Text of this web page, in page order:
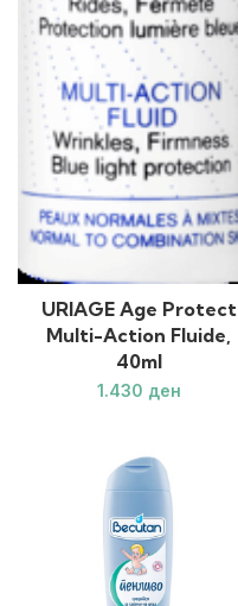
URIAGE Age Protect
Multi-Action Fluide,
40ml
ден